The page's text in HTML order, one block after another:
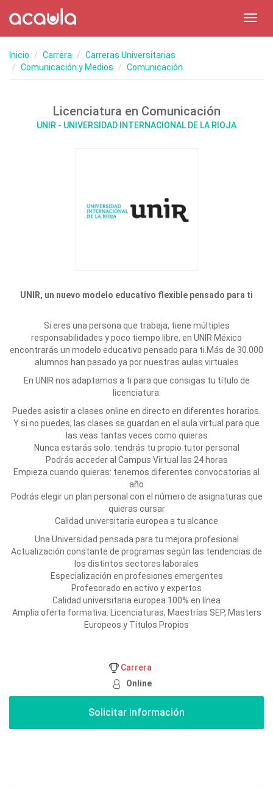
Inicio Carrera
Carreras Universitarias
Comunicación y Medios
Comunicación
Licenciatura en Comunicación
UNIR - UNIVERSIDAD INTERNACIONAL DE LA RIOJA
UNIR, un nuevo modelo educativo flexible pensado para ti
Si eres una persona que trabaja, tiene múltiples
responsabilidades y poco tiempo libre, en UNIR México
encontrarás un modelo educativo pensado para ti.Más de 30.000
alumnos han pasado ya por nuestras aulas virtuales
En UNIR nos adaptamos a ti para que consigas tu título de
licenciatura:
Puedes asistir a clases online en directo en diferentes horarios.
Y si no puedes, las clases se guardan en el aula virtual para que
las veas tantas veces como quieras
Nunca estarás solo: tendrás tu propio tutor personal
Podrás acceder al Campus Virtual las 24 horas
Empieza cuando quieras: tenemos diferentes convocatorias al
año
Podrás elegir un plan personal con el número de asignaturas que
quieras cursar
Calidad universitaria europea a tu alcance
Una Universidad pensada para tu mejora profesional
Actualización constante de programas según las tendencias de
los distintos sectores laborales
Especialización en profesiones emergentes
Profesorado en activo y expertos
Calidad universitaria europea 100% en línea
Amplia oferta formativa: Licenciaturas, Maestrías SEP, Masters
Europeos y Títulos Propios
Carrera
Online